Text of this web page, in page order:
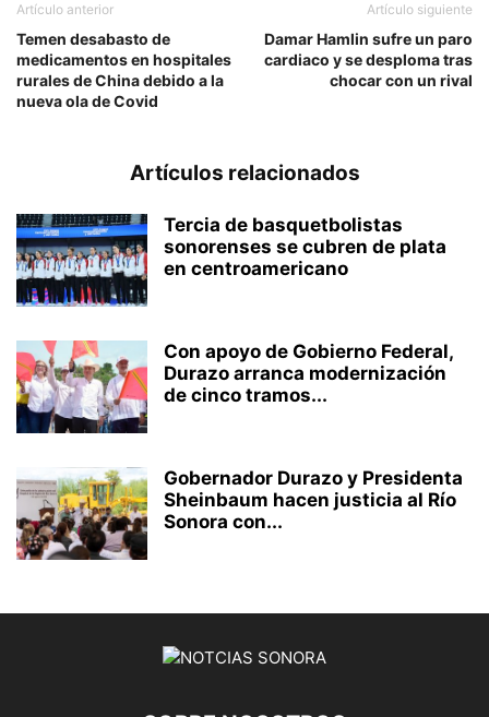
Artículo anterior
Temen desabasto de
medicamentos en hospitales
rurales de China debido a la
nueva ola de Covid
Artículo siguiente
Damar Hamlin sufre un paro
cardiaco y se desploma tras
chocar con un rival
Artículos relacionados
Tercia de basquetbolistas
sonorenses se cubren de plata
en centroamericano
Con apoyo de Gobierno Federal,
Durazo arranca modernización
de cinco tramos...
Gobernador Durazo y Presidenta
Sheinbaum hacen justicia al Río
Sonora con...